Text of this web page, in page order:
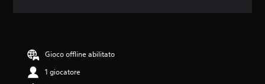
Gioco offline abilitato
1 giocatore